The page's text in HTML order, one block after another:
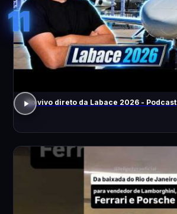
11
Ao vivo direto da Labace 2026 - Podcast